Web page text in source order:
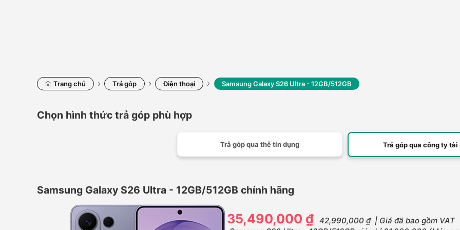
Trang chủ Trả góp Điện thoại Samsung Galaxy S26 Ultra - 12GB/512GB
Chọn hình thức trả góp phù hợp
Trả góp qua thẻ tín dụng Trả góp qua công ty tài
Samsung Galaxy S26 Ultra - 12GB/512GB chính hãng
35,490,000 ₫ 42,990,000 ₫ | Giá đã bao gồm VAT